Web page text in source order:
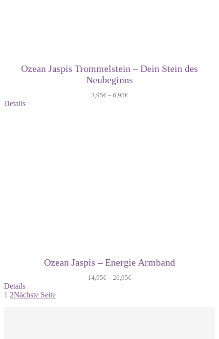
Ozean Jaspis Trommelstein – Dein Stein des
Neubeginns
3,95€– 6,95€
Details
Ozean Jaspis – Energie Armband
14,95€– 20,95€
Details
1 2Nächste Seite